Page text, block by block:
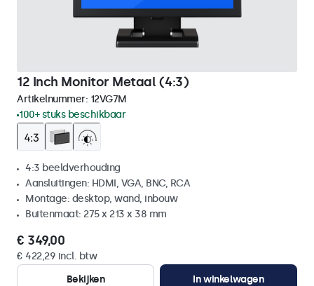
12 Inch Monitor Metaal (4:3)
Artikelnummer: 12VG7M
100+ stuks beschikbaar
4:3 beeldverhouding
Aansluitingen: HDMI, VGA, BNC, RCA
Montage: desktop, wand, inbouw
Buitenmaat: 275 x 213 x 38 mm
€ 349,00
€ 422,29 incl. btw
Bekijken
In winkelwagen